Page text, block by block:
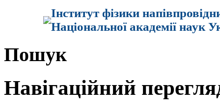
Інститут фізики
Національної академії наук
Пошук
Навігаційний